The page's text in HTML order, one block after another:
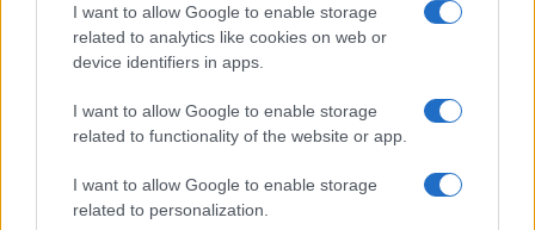
I want to allow Google to enable storage
related to analytics like cookies on web or
device identifiers in apps.
I want to allow Google to enable storage
related to functionality of the website or app.
I want to allow Google to enable storage
related to personalization.
Πληρώνει ο Δήμος Ζαγορίου
Ιωαννίνων για το δίκτυο της Digea
13/11/2015